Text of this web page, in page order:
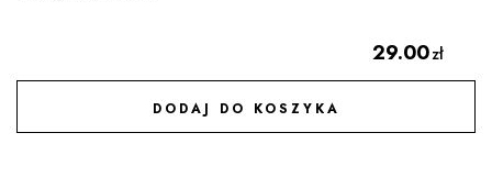
29.00zł
DODAJ DO KOSZYKA
DODAJ DO ULUBIONYCH